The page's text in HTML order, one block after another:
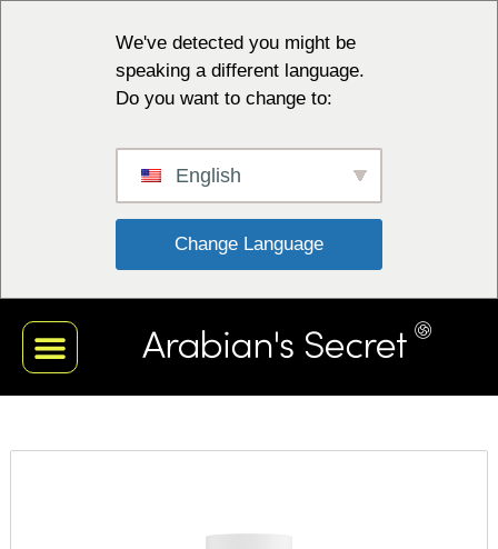
We've detected you might be
speaking a different language.
Do you want to change to:
English
Change Language